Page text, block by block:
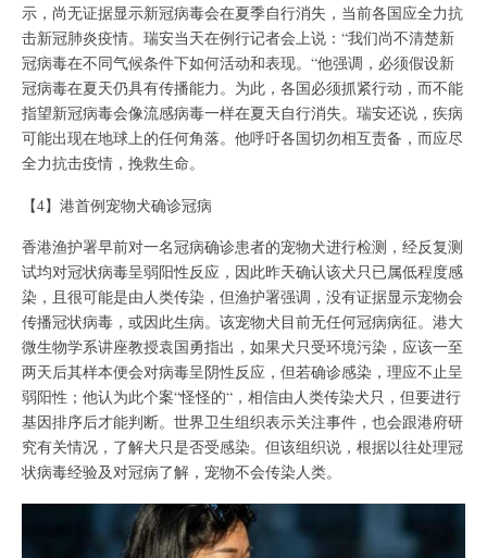
示，尚无证据显示新冠病毒会在夏季自行消失，当前各国应全力抗
击新冠肺炎疫情。瑞安当天在例行记者会上说：“我们尚不清楚新
冠病毒在不同气候条件下如何活动和表现。“他强调，必须假设新
冠病毒在夏天仍具有传播能力。为此，各国必须抓紧行动，而不能
指望新冠病毒会像流感病毒一样在夏天自行消失。瑞安还说，疾病
可能出现在地球上的任何角落。他呼吁各国切勿相互责备，而应尽
全力抗击疫情，挽救生命。
【4】港首例宠物犬确诊冠病
香港渔护署早前对一名冠病确诊患者的宠物犬进行检测，经反复测
试均对冠状病毒呈弱阳性反应，因此昨天确认该犬只已属低程度感
染，且很可能是由人类传染，但渔护署强调，没有证据显示宠物会
传播冠状病毒，或因此生病。该宠物犬目前无任何冠病病征。港大
微生物学系讲座教授袁国勇指出，如果犬只受环境污染，应该一至
两天后其样本便会对病毒呈阴性反应，但若确诊感染，理应不止呈
弱阳性；他认为此个案“怪怪的“，相信由人类传染犬只，但要进行
基因排序后才能判断。世界卫生组织表示关注事件，也会跟港府研
究有关情况，了解犬只是否受感染。但该组织说，根据以往处理冠
状病毒经验及对冠病了解，宠物不会传染人类。